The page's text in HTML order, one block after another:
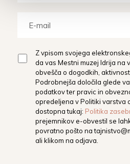
Z vpisom svojega
da vas Mestni muzej Idrija na
obvešča o dogodkih,
Podrobnejša določila glede
podatkov ter pravic in
opredeljena v Politiki varstva
dostopna tukaj: Politika
prejemnikov e-obvestil se
povratno pošto na
ali klikom na odjava.